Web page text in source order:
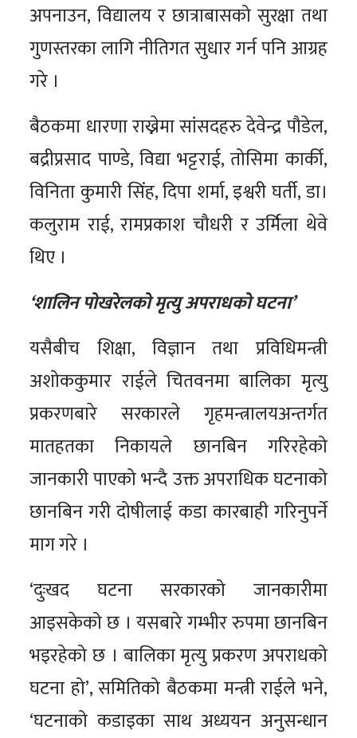
अपनाउन, विद्यालय र छात्राबासको सुरक्षा तथा
गुणस्तरका लागि नीतिगत सुधार गर्न पनि आग्रह
गरे ।
बैठकमा धारणा राख्नेमा सांसदहरु देवेन्द्र पौडेल,
बद्रीप्रसाद पाण्डे, विद्या भट्टराई, तोसिमा कार्की,
विनिता कुमारी सिंह, दिपा शर्मा, इश्वरी घर्ती, डा।
कलुराम राई, रामप्रकाश चौधरी र उर्मिला थेवे
थिए ।
‘शालिन पोखरेलको मृत्यु अपराधको घटना’
यसैबीच शिक्षा, विज्ञान तथा प्रविधिमन्त्री
अशोककुमार राईले चितवनमा बालिका मृत्यु
प्रकरणबारे सरकारले गृहमन्त्रालयअन्तर्गत
मातहतका निकायले छानबिन गरिरहेको
जानकारी पाएको भन्दै उक्त अपराधिक घटनाको
छानबिन गरी दोषीलाई कडा कारबाही गरिनुपर्ने
माग गरे ।
‘दुःखद घटना सरकारको जानकारीमा
आइसकेको छ । यसबारे गम्भीर रुपमा छानबिन
भइरहेको छ । बालिका मृत्यु प्रकरण अपराधको
घटना हो’, समितिको बैठकमा मन्त्री राईले भने,
‘घटनाको कडाइका साथ अध्ययन अनुसन्धान